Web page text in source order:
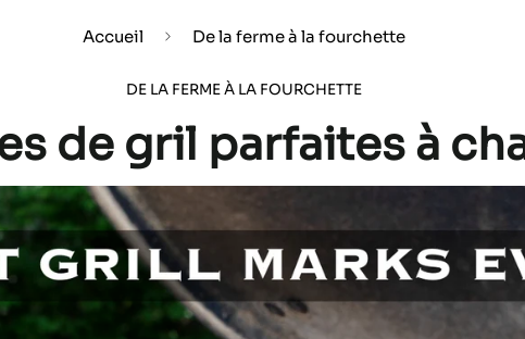
Accueil De la ferme à la fourchette
DE LA FERME À LA FOURCHETTE
de gril parfaites à